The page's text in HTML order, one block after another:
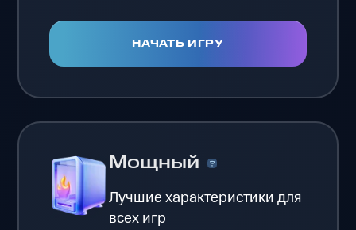
НАЧАТЬ ИГРУ
Мощный
Лучшие характеристики для
всех игр